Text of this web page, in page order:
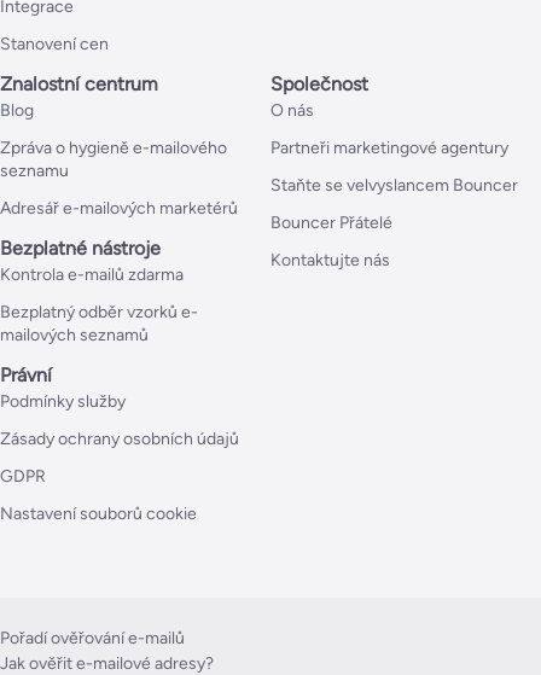
Integrace
Stanovení cen
Znalostní centrum
Blog
Zpráva o hygieně e-mailového
seznamu
Adresář e-mailových marketérů
Bezplatné nástroje
Kontrola e-mailů zdarma
Bezplatný odběr vzorků e-
mailových seznamů
Společnost
O nás
Partneři marketingové agentury
Staňte se velvyslancem Bouncer
Bouncer Přátelé
Kontaktujte nás
Právní
Podmínky služby
Zásady ochrany osobních údajů
GDPR
Nastavení souborů cookie
Pořadí ověřování e-mailů
Jak ověřit e-mailové adresy?